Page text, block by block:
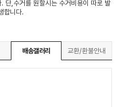
단,수거를 원할시는 수거비용이 따로 발
합니다.
배송갤러리 교환/환불안내